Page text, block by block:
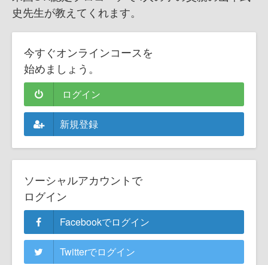
史先生が教えてくれます。
今すぐオンラインコースを
始めましょう。
ログイン
新規登録
ソーシャルアカウントで
ログイン
Facebookでログイン
Twitterでログイン